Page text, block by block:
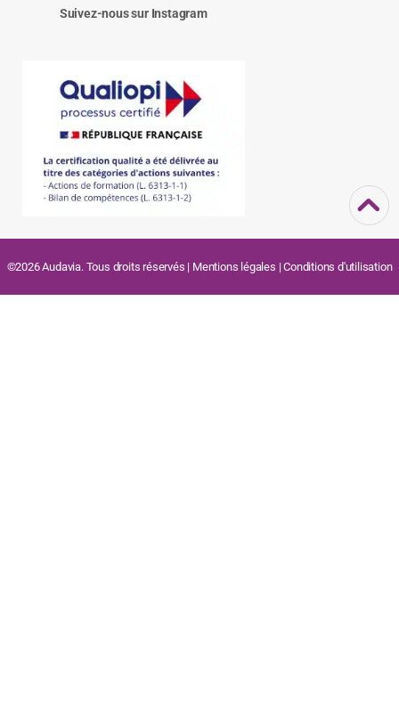
Suivez-nous sur Instagram
©2026 Audavia. Tous droits réservés | Mentions légales |Conditions d'utilisation